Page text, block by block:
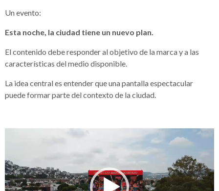
Un evento:
Esta noche, la ciudad tiene un nuevo plan.
El contenido debe responder al objetivo de la marca y a las
características del medio disponible.
La idea central es entender que una pantalla espectacular
puede formar parte del contexto de la ciudad.